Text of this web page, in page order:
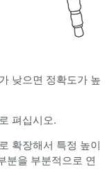
낮으면 정확도가 높
펴십시오.
확장해서 특정 높이
분을 부분적으로 연